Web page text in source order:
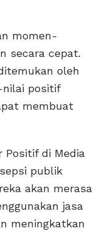
momen-
secara cepat.
oleh
nilai positif
membuat
Positif di Media
publik
akan merasa
jasa
meningkatkan